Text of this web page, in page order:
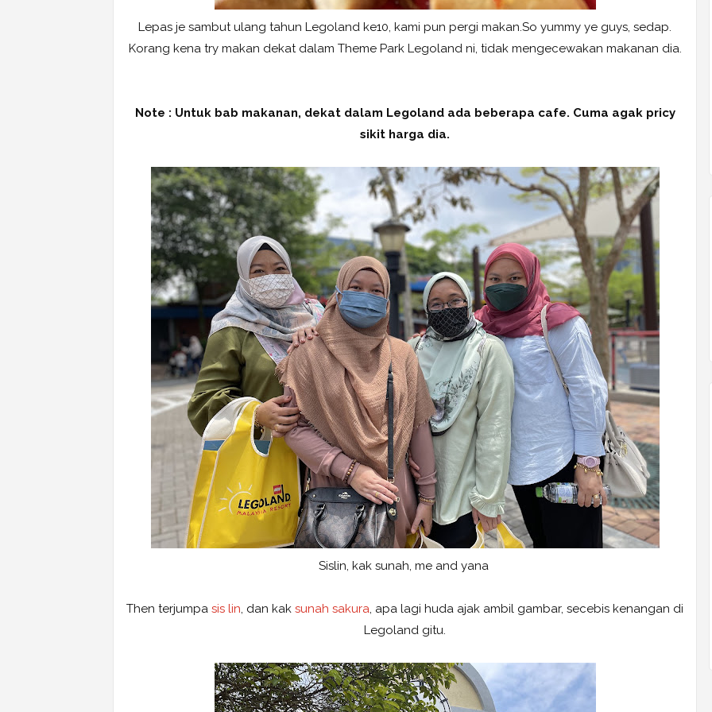
Lepas je sambut ulang tahun Legoland ke10, kami pun pergi makan.So yummy ye guys, sedap.
Korang kena try makan dekat dalam Theme Park Legoland ni, tidak mengecewakan makanan dia.
Note : Untuk bab makanan, dekat dalam Legoland ada beberapa cafe. Cuma agak pricy
sikit harga dia.
Sislin, kak sunah, me and yana
Then terjumpa sis lin, dan kak sunah sakura, apa lagi huda ajak ambil gambar, secebis kenangan di
Legoland gitu.